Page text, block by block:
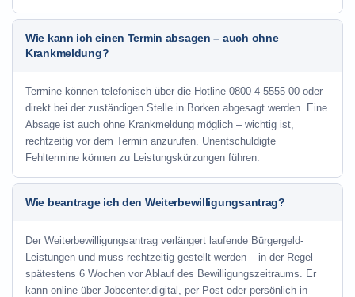
Wie kann ich einen Termin absagen – auch ohne
Krankmeldung?
Termine können telefonisch über die Hotline 0800 4 5555 00 oder
direkt bei der zuständigen Stelle in Borken abgesagt werden. Eine
Absage ist auch ohne Krankmeldung möglich – wichtig ist,
rechtzeitig vor dem Termin anzurufen. Unentschuldigte
Fehltermine können zu Leistungskürzungen führen.
Wie beantrage ich den Weiterbewilligungsantrag?
Der Weiterbewilligungsantrag verlängert laufende Bürgergeld-
Leistungen und muss rechtzeitig gestellt werden – in der Regel
spätestens 6 Wochen vor Ablauf des Bewilligungszeitraums. Er
kann online über Jobcenter.digital, per Post oder persönlich in